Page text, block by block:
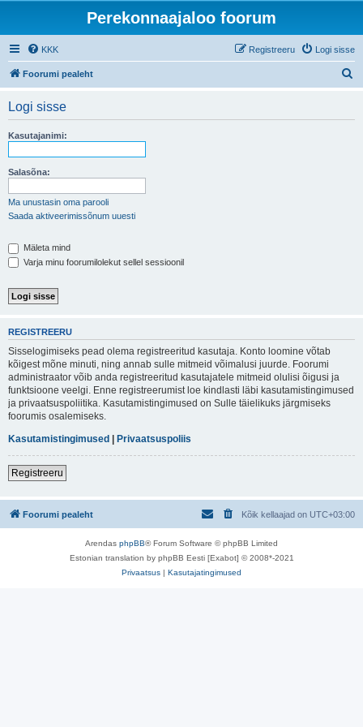
Perekonnaajaloo foorum
KKK Logi sisse
Registreeru
Foorumi pealeht
Logi sisse
Kasutajanimi:
Salasõna:
Ma unustasin oma parooli
Saada aktiveerimissõnum uuesti
Mäleta mind
Varja minu foorumilolekut sellel sessioonil
REGISTREERU
Sisselogimiseks pead olema registreeritud kasutaja. Konto loomine võtab
kõigest mõne minuti, ning annab sulle mitmeid võimalusi juurde. Foorumi
administraator võib anda registreeritud kasutajatele mitmeid olulisi õigusi ja
funktsioone veelgi. Enne registreerumist loe kindlasti läbi kasutamistingimused
ja privaatsuspoliitika. Kasutamistingimused on Sulle täielikuks järgmiseks
foorumis osalemiseks.
Kasutamistingimused | Privaatsuspoliis
Registreeru
Foorumi pealeht Kõik kellaajad on UTC+03:00
Arendas phpBB® Forum Software © phpBB Limited
Estonian translation by phpBB Eesti [Exabot] © 2008*-2021
Privaatsus | Kasutajatingimused